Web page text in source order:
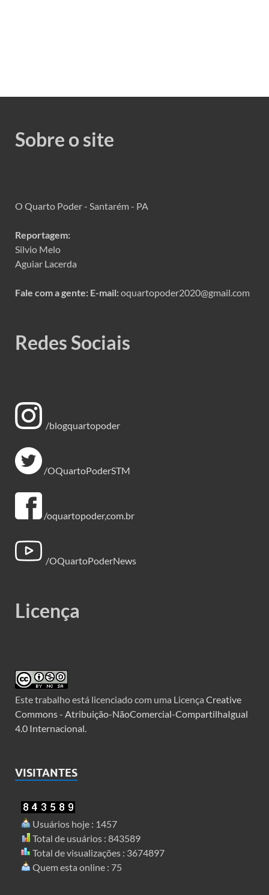
Sobre o site
O Quarto Poder - Santarém - PA
Reportagem:
Silvio Melo
Aguiar Lacerda
Fale com a gente: E-mail:oquartopoder2020@gmail.com
Redes Sociais
/blogquartopoder
/OQuartoPoderSTM
/oquartopoder,com.br
/OQuartoPoderNews
Licença
Este trabalho está licenciado com uma Licença Creative
Commons - Atribuição-NãoComercial-CompartilhaIgual
4.0 Internacional
VISITANTES
Usuários hoje : 1457
Total de usuários : 843589
Total de visualizações : 3674897
Quem esta online : 75